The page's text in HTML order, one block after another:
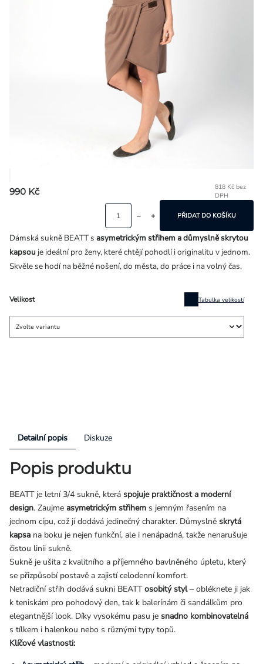
990 Kč
818 Kč bez
DPH
Velikost Tabulka velikostí
PŘIDAT DO KOŠÍKU
Dámská sukně BEATT s asymetrickým střihem a důmyslně skrytou
kapsou je ideální pro ženy, které chtějí pohodlí i originalitu v jednom.
Skvěle se hodí na běžné nošení, do města, do práce i na volný čas.
Detailní popis Diskuze
Popis produktu
BEATT je letní 3/4 sukně, která spojuje praktičnost a moderní
design. Zaujme asymetrickým střihem s jemným řasením na
jednom cípu, což jí dodává jedinečný charakter. Důmyslně skrytá
kapsa na boku je nejen funkční, ale i nenápadná, takže nenarušuje
čistou linii sukně.
Sukně je ušita z kvalitního a příjemného bavlněného úpletu, který
se přizpůsobí postavě a zajistí celodenní komfort.
Netradiční střih dodává sukni BEATTosobitý styl– obléknete ji jak
k teniskám pro pohodový den, tak k balerínám či sandálkům pro
elegantnější look. Díky vysokému pasu je snadno kombinovatelná
s tílkem i halenkou nebo s různými typy topů.
Klíčové vlastnosti: